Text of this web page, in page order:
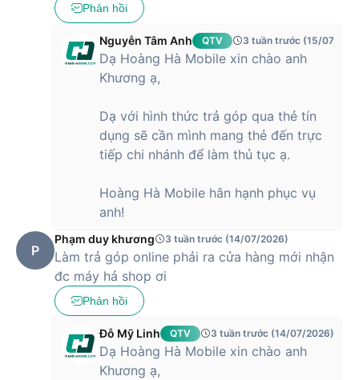
iPhone 13 hiện được bán với mức giá
thành lựa chọn nổi bật trong phân khúciPhonetầm trung.
Với mức giá này, người dùng có thể sở hữu thiết bị sở hữu
chip A15 Bionic mạnh mẽ, màn hình OLED sắc nét và hệ
thống camera chất lượng cao, đáp ứng tốt nhu cầu chụp
cho người dùng muốn trải nghiệm hiệu năng ổn định, hệ sinh
thái Apple và độ bền cao mà không cần đầu tư chi phí quá
lớn. Ở mức giá này, iPhone 13 mang lại giá trị sử dụng bền
Phản hồi
Nguyễn Tâm Anh QTV 3 tuần trước (15/07/
Dạ Hoàng Hà Mobile xin chào anh
Khương ạ,
Dạ với hình thức trả góp qua thẻ tín
dụng sẽ cần mình mang thẻ đến trực
tiếp chi nhánh để làm thủ tục ạ.
Hoàng Hà Mobile hân hạnh phục vụ
anh!
P
Phạm duy khương 3 tuần trước (14/07/2026)
Làm trả góp online phải ra cửa hàng mới nhận
đc máy hả shop ơi
Phản hồi
Đỗ Mỹ Linh QTV 3 tuần trước (14/07/2026)
Dạ Hoàng Hà Mobile xin chào anh
Khương ạ,